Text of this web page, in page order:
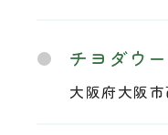
チヨダウ
大阪府大阪